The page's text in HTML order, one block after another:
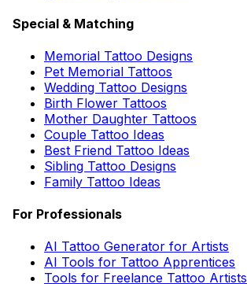
Special & Matching
Memorial Tattoo Designs
Pet Memorial Tattoos
Wedding Tattoo Designs
Birth Flower Tattoos
Mother Daughter Tattoos
Couple Tattoo Ideas
Best Friend Tattoo Ideas
Sibling Tattoo Designs
Family Tattoo Ideas
For Professionals
AI Tattoo Generator for Artists
AI Tools for Tattoo Apprentices
Tools for Freelance Tattoo Artists